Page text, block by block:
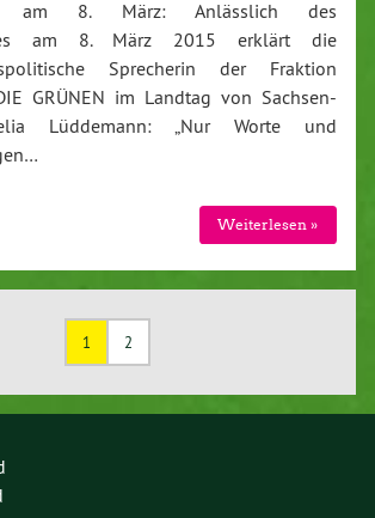
am 8. März: Anlässlich des
am 8. März 2015 erklärt die
Sprecherin der Fraktion
GRÜNEN im Landtag von Sachsen-
Lüddemann: „Nur Worte und
Weiterlesen »
1 2